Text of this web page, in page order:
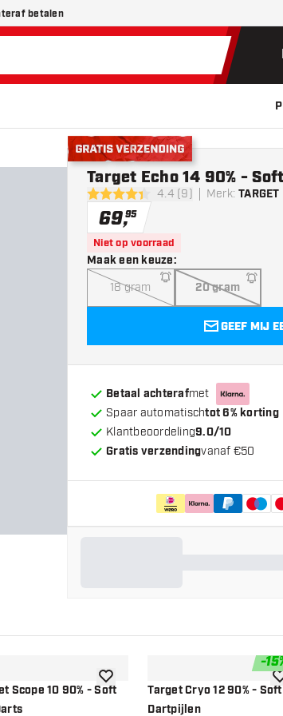
betalen
Gratis verzending
4.4 score sterren4.4 (9) Merk: TARGET
Target Echo 14 90% -
69,95
Niet op voorraad
Maak een keuze:
18 gram 20 gram
GEEF MIJ
Betaal achterafmet
Spaar automatischtot 6% korting
Klantbeoordeling9.0/10
Gratis verzendingvanaf €50
verlanglijst
Scope 10 90% - Softtoevoegen aan verlanglijst
-15
Target Cryo 12 90% -
Dartpijlen